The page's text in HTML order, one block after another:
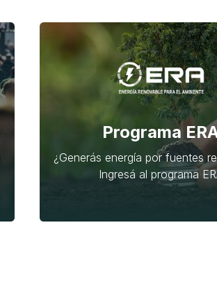
Programa
¿Generás energía por fuentes
Ingresá al programa